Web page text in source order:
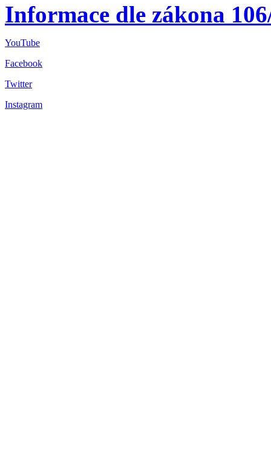
Informace dle zákona
YouTube
Facebook
Twitter
Instagram